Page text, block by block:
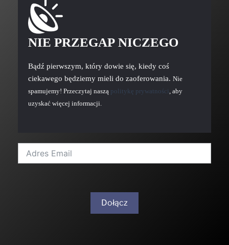
NIE PRZEGAP NICZEGO
Bądź pierwszym, który dowie się, kiedy coś
ciekawego będziemy mieli do zaoferowania. Nie
spamujemy! Przeczytaj naszą politykę prywatności , aby
uzyskać więcej informacji.
Dołącz